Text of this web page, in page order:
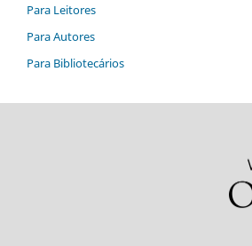
Para Leitores
Para Autores
Para Bibliotecários